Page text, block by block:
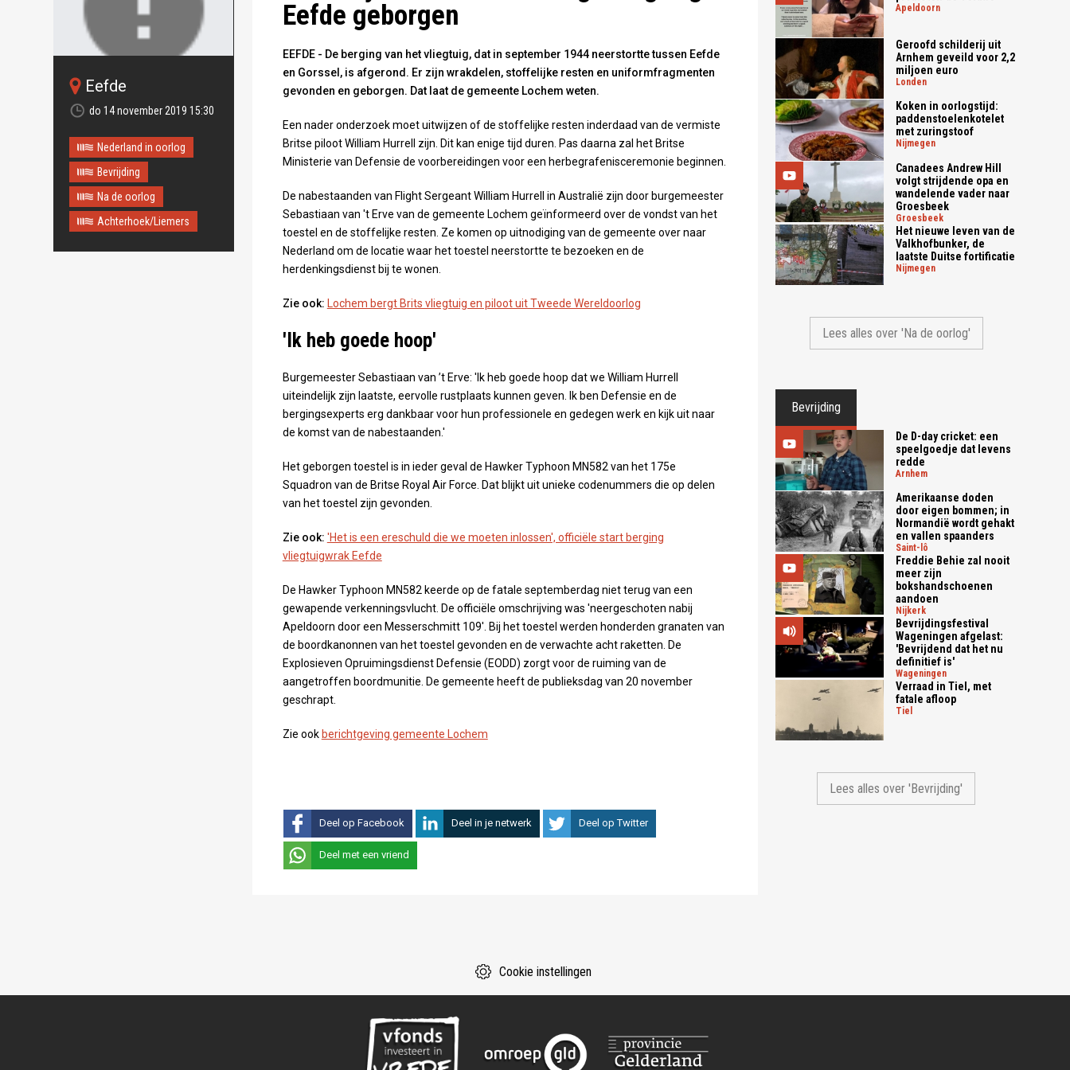
Oops!
Something
went wrong.
This page didn't load Google
Maps correctly. See the
JavaScript console for
technical details.
eefde
do 14 november 2019 15:30
Nederland in oorlog
Bevrijding
Na de oorlog
Achterhoek/Liemers
Eefde geborgen
EEFDE - De berging van het vliegtuig, dat in september 1944 neerstortte tussen Eefde
en Gorssel, is afgerond. Er zijn wrakdelen, stoffelijke resten en uniformfragmenten
gevonden en geborgen. Dat laat de gemeente Lochem weten.
Een nader onderzoek moet uitwijzen of de stoffelijke resten inderdaad van de vermiste
Britse piloot William Hurrell zijn. Dit kan enige tijd duren. Pas daarna zal het Britse
Ministerie van Defensie de voorbereidingen voor een herbegrafenisceremonie beginnen.
De nabestaanden van Flight Sergeant William Hurrell in Australië zijn door burgemeester
Sebastiaan van 't Erve van de gemeente Lochem geïnformeerd over de vondst van het
toestel en de stoffelijke resten. Ze komen op uitnodiging van de gemeente over naar
Nederland om de locatie waar het toestel neerstortte te bezoeken en de
herdenkingsdienst bij te wonen.
Zie ook: Lochem bergt Brits vliegtuig en piloot uit Tweede Wereldoorlog
'Ik heb goede hoop'
Burgemeester Sebastiaan van ’t Erve: 'Ik heb goede hoop dat we William Hurrell
uiteindelijk zijn laatste, eervolle rustplaats kunnen geven. Ik ben Defensie en de
bergingsexperts erg dankbaar voor hun professionele en gedegen werk en kijk uit naar
de komst van de nabestaanden.'
Het geborgen toestel is in ieder geval de Hawker Typhoon MN582 van het 175e
Squadron van de Britse Royal Air Force. Dat blijkt uit unieke codenummers die op delen
van het toestel zijn gevonden.
Zie ook: 'Het is een ereschuld die we moeten inlossen', officiële start berging
vliegtuigwrak Eefde
De Hawker Typhoon MN582 keerde op de fatale septemberdag niet terug van een
gewapende verkenningsvlucht. De officiële omschrijving was 'neergeschoten nabij
Apeldoorn door een Messerschmitt 109'. Bij het toestel werden honderden granaten van
de boordkanonnen van het toestel gevonden en de verwachte acht raketten. De
Explosieven Opruimingsdienst Defensie (EODD) zorgt voor de ruiming van de
aangetroffen boordmunitie. De gemeente heeft de publieksdag van 20 november
geschrapt.
Zie ook berichtgeving gemeente Lochem
Deel op Facebook Deel in je netwerk Deel op Twitter
Deel met een vriend
apeldoorn
Geroofd schilderij uit
Arnhem geveild voor 2,2
miljoen euro
londen
Koken in oorlogstijd:
paddenstoelenkotelet
met zuringstoof
nijmegen
Canadees Andrew Hill
volgt strijdende opa en
wandelende vader naar
Groesbeek
groesbeek
Het nieuwe leven van de
Valkhofbunker, de
laatste Duitse fortificatie
nijmegen
Lees alles over 'Na de oorlog'
Bevrijding
De D-day cricket: een
speelgoedje dat levens
redde
arnhem
Amerikaanse doden
door eigen bommen; in
Normandië wordt gehakt
en vallen spaanders
saint-lô
Freddie Behie zal nooit
meer zijn
bokshandschoenen
aandoen
nijkerk
Bevrijdingsfestival
Wageningen afgelast:
'Bevrijdend dat het nu
definitief is'
wageningen
Verraad in Tiel, met
fatale afloop
tiel
Lees alles over 'Bevrijding'
Cookie instellingen